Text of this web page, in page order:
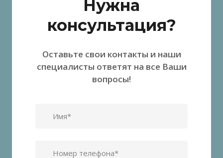
Нужна
консультация?
Оставьте свои контакты и наши
специалисты ответят на все Ваши
вопросы!